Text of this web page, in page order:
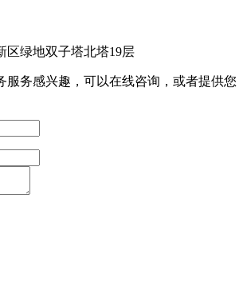
区绿地双子塔北塔19层
服务感兴趣，可以在线咨询，或者提供您